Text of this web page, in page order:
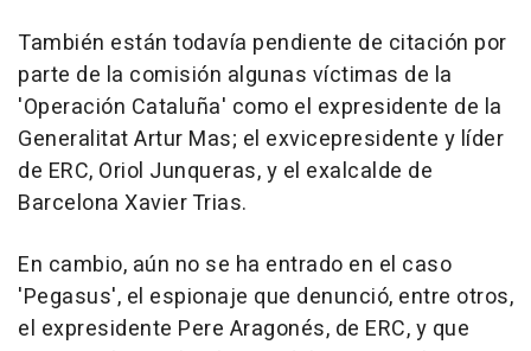
También están todavía pendiente de citación por
parte de la comisión algunas víctimas de la
'Operación Cataluña' como el expresidente de la
Generalitat Artur Mas; el exvicepresidente y líder
de ERC, Oriol Junqueras, y el exalcalde de
Barcelona Xavier Trias.
En cambio, aún no se ha entrado en el caso
'Pegasus', el espionaje que denunció, entre otros,
el expresidente Pere Aragonés, de ERC, y que